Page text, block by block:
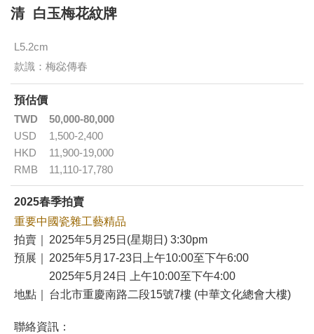
清 白玉梅花紋牌
L5.2cm
款識：梅惢傳春
預估價
TWD
50,000-80,000
USD
1,500-2,400
HKD
11,900-19,000
RMB
11,110-17,780
2025春季拍賣
重要中國瓷雜工藝精品
拍賣｜
2025年5月25日(星期日) 3:30pm
預展｜
2025年5月17-23日上午10:00至下午6:00
2025年5月24日 上午10:00至下午4:00
地點｜
台北市重慶南路二段15號7樓 (中華文化總會大樓)
聯絡資訊：